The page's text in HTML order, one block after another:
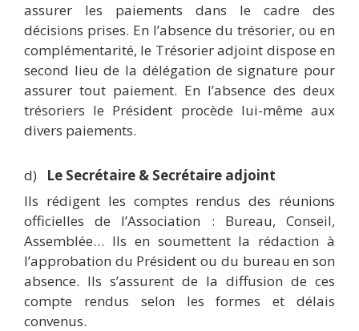
assurer les paiements dans le cadre des
décisions prises. En l’absence du trésorier, ou en
complémentarité, le Trésorier adjoint dispose en
second lieu de la délégation de signature pour
assurer tout paiement. En l’absence des deux
trésoriers le Président procède lui-même aux
divers paiements.
d)
Le Secrétaire & Secrétaire adjoint
Ils rédigent les comptes rendus des réunions
officielles de l’Association : Bureau, Conseil,
Assemblée… Ils en soumettent la rédaction à
l’approbation du Président ou du bureau en son
absence. Ils s’assurent de la diffusion de ces
compte rendus selon les formes et délais
convenus.